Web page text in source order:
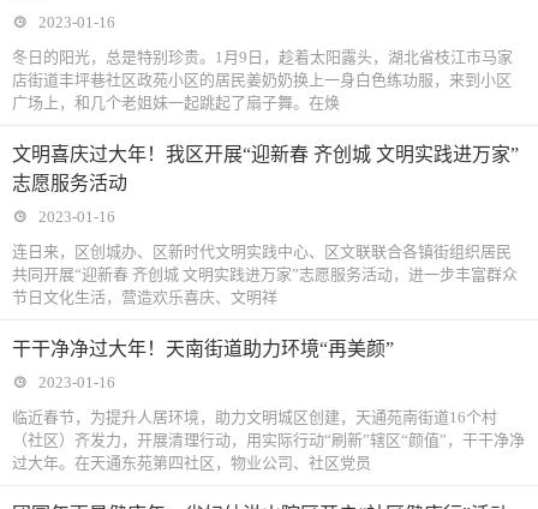
2023-01-16
冬日的阳光，总是特别珍贵。1月9日，趁着太阳露头，湖北省枝江市马家
店街道丰坪巷社区政苑小区的居民姜奶奶换上一身白色练功服，来到小区
广场上，和几个老姐妹一起跳起了扇子舞。在焕
文明喜庆过大年！我区开展“迎新春 齐创城 文明实践进万家”
志愿服务活动
2023-01-16
连日来，区创城办、区新时代文明实践中心、区文联联合各镇街组织居民
共同开展“迎新春 齐创城 文明实践进万家”志愿服务活动，进一步丰富群众
节日文化生活，营造欢乐喜庆、文明祥
干干净净过大年！天南街道助力环境“再美颜”
2023-01-16
临近春节，为提升人居环境，助力文明城区创建，天通苑南街道16个村
（社区）齐发力，开展清理行动，用实际行动“刷新”辖区“颜值”，干干净净
过大年。在天通东苑第四社区，物业公司、社区党员